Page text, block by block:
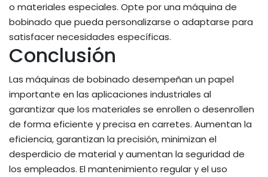
o materiales especiales. Opte por una máquina de
bobinado que pueda personalizarse o adaptarse para
satisfacer necesidades específicas.
Conclusión
Las máquinas de bobinado desempeñan un papel
importante en las aplicaciones industriales al
garantizar que los materiales se enrollen o desenrollen
de forma eficiente y precisa en carretes. Aumentan la
eficiencia, garantizan la precisión, minimizan el
desperdicio de material y aumentan la seguridad de
los empleados. El mantenimiento regular y el uso